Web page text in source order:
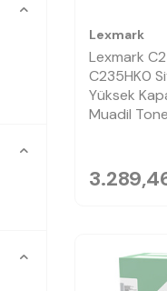
Lexmark
Lexmark
C235HK0
Yüksek
Muadil